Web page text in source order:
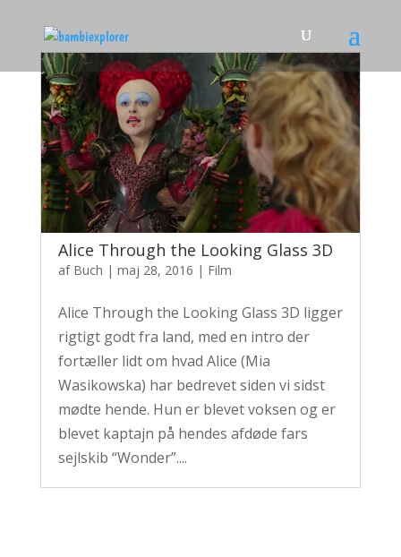
Alice Through the Looking Glass 3D
af Buch | maj 28, 2016 | Film
Alice Through the Looking Glass 3D ligger
rigtigt godt fra land, med en intro der
fortæller lidt om hvad Alice (Mia
Wasikowska) har bedrevet siden vi sidst
mødte hende. Hun er blevet voksen og er
blevet kaptajn på hendes afdøde fars
sejlskib “Wonder”....